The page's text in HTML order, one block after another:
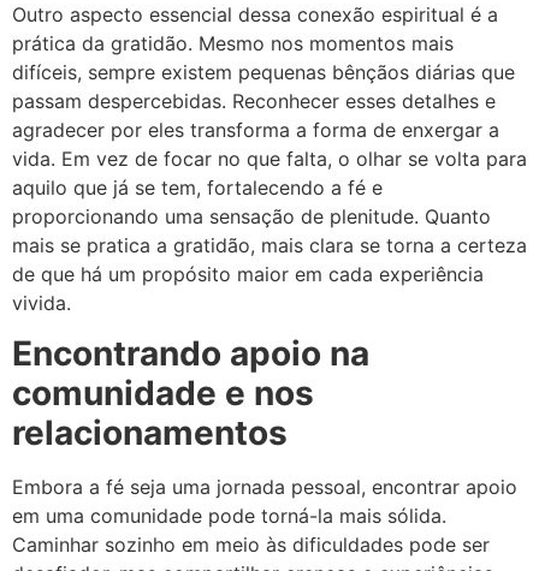
Outro aspecto essencial dessa conexão espiritual é a
prática da gratidão. Mesmo nos momentos mais
difíceis, sempre existem pequenas bênçãos diárias que
passam despercebidas. Reconhecer esses detalhes e
agradecer por eles transforma a forma de enxergar a
vida. Em vez de focar no que falta, o olhar se volta para
aquilo que já se tem, fortalecendo a fé e
proporcionando uma sensação de plenitude. Quanto
mais se pratica a gratidão, mais clara se torna a certeza
de que há um propósito maior em cada experiência
vivida.
Encontrando apoio na
comunidade e nos
relacionamentos
Embora a fé seja uma jornada pessoal, encontrar apoio
em uma comunidade pode torná-la mais sólida.
Caminhar sozinho em meio às dificuldades pode ser